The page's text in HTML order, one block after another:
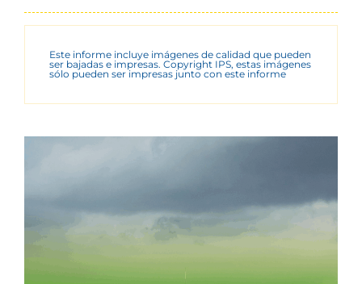
Este informe incluye imágenes de calidad que pueden
ser bajadas e impresas. Copyright IPS, estas imágenes
sólo pueden ser impresas junto con este informe